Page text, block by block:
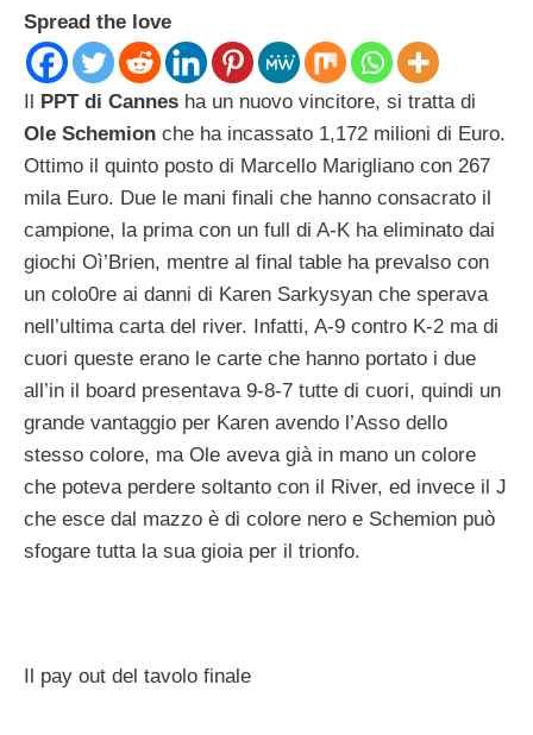
Spread the love
Il PPT di Cannes ha un nuovo vincitore, si tratta di
Ole Schemion che ha incassato 1,172 milioni di Euro.
Ottimo il quinto posto di Marcello Marigliano con 267
mila Euro. Due le mani finali che hanno consacrato il
campione, la prima con un full di A-K ha eliminato dai
giochi Oì’Brien, mentre al final table ha prevalso con
un colo0re ai danni di Karen Sarkysyan che sperava
nell’ultima carta del river. Infatti, A-9 contro K-2 ma di
cuori queste erano le carte che hanno portato i due
all’in il board presentava 9-8-7 tutte di cuori, quindi un
grande vantaggio per Karen avendo l’Asso dello
stesso colore, ma Ole aveva già in mano un colore
che poteva perdere soltanto con il River, ed invece il J
che esce dal mazzo è di colore nero e Schemion può
sfogare tutta la sua gioia per il trionfo.
Il pay out del tavolo finale